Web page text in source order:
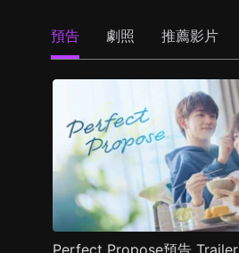
預告 劇照 推薦影片
Perfect Propose預告 Trailer